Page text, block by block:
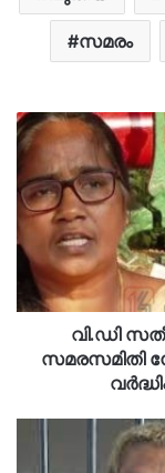
സമരം
വി.ഡി
സമരസമിതി